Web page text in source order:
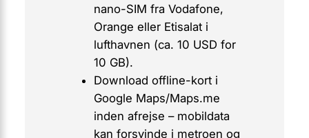
nano-SIM fra Vodafone,
Orange eller Etisalat i
lufthavnen (ca. 10 USD for
10 GB).
Download offline-kort i
Google Maps/Maps.me
inden afrejse – mobildata
kan forsvinde i metroen og